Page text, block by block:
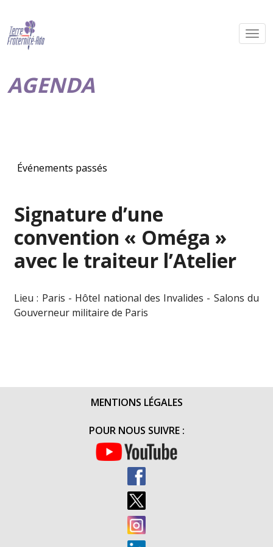
AGENDA
Événements passés
Signature d’une
convention « Oméga »
avec le traiteur l’Atelier
Lieu : Paris - Hôtel national des Invalides - Salons du
Gouverneur militaire de Paris
MENTIONS LÉGALES
POUR NOUS SUIVRE :